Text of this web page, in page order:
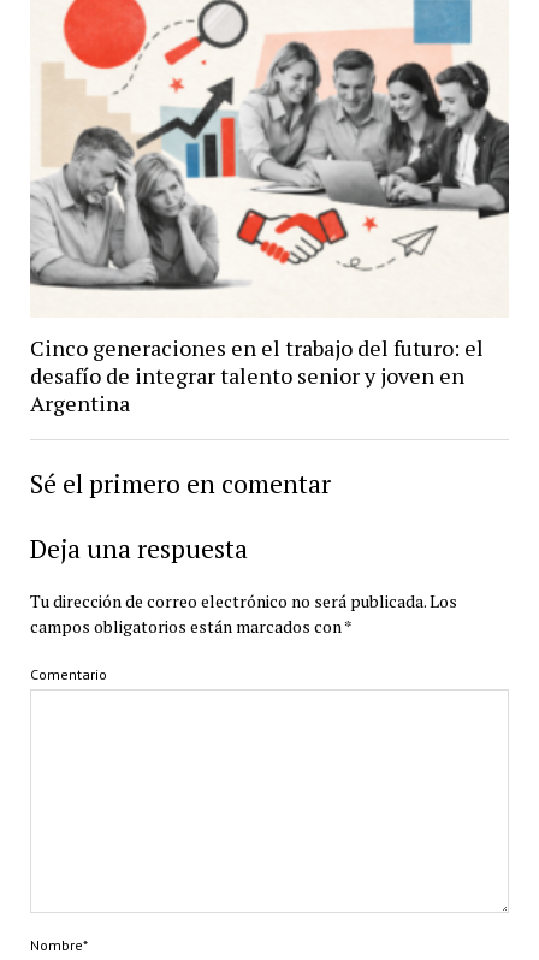
Cinco generaciones en el trabajo del futuro: el
desafío de integrar talento senior y joven en
Argentina
Sé el primero en comentar
Deja una respuesta
Tu dirección de correo electrónico no será publicada.Los
campos obligatorios están marcados con *
Comentario
Nombre*